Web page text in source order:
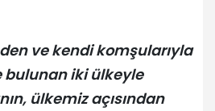
ve kendi komşularıyla
iki ülkeyle
ülkemiz açısından